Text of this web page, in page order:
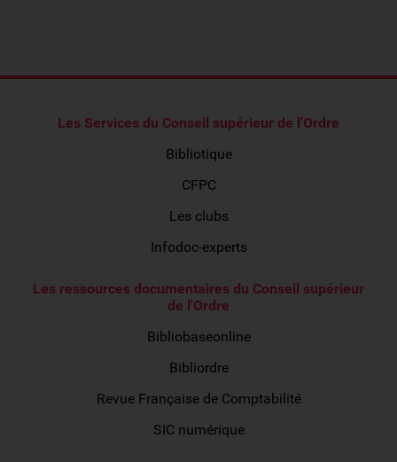
Les Services du Conseil supérieur de l'Ordre
Bibliotique
CFPC
Les clubs
Infodoc-experts
Les ressources documentaires du Conseil supérieur
de l'Ordre
Bibliobaseonline
Bibliordre
Revue Française de Comptabilité
SIC numérique